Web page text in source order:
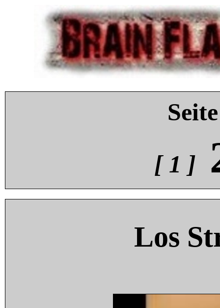
[ 1 ]
Los